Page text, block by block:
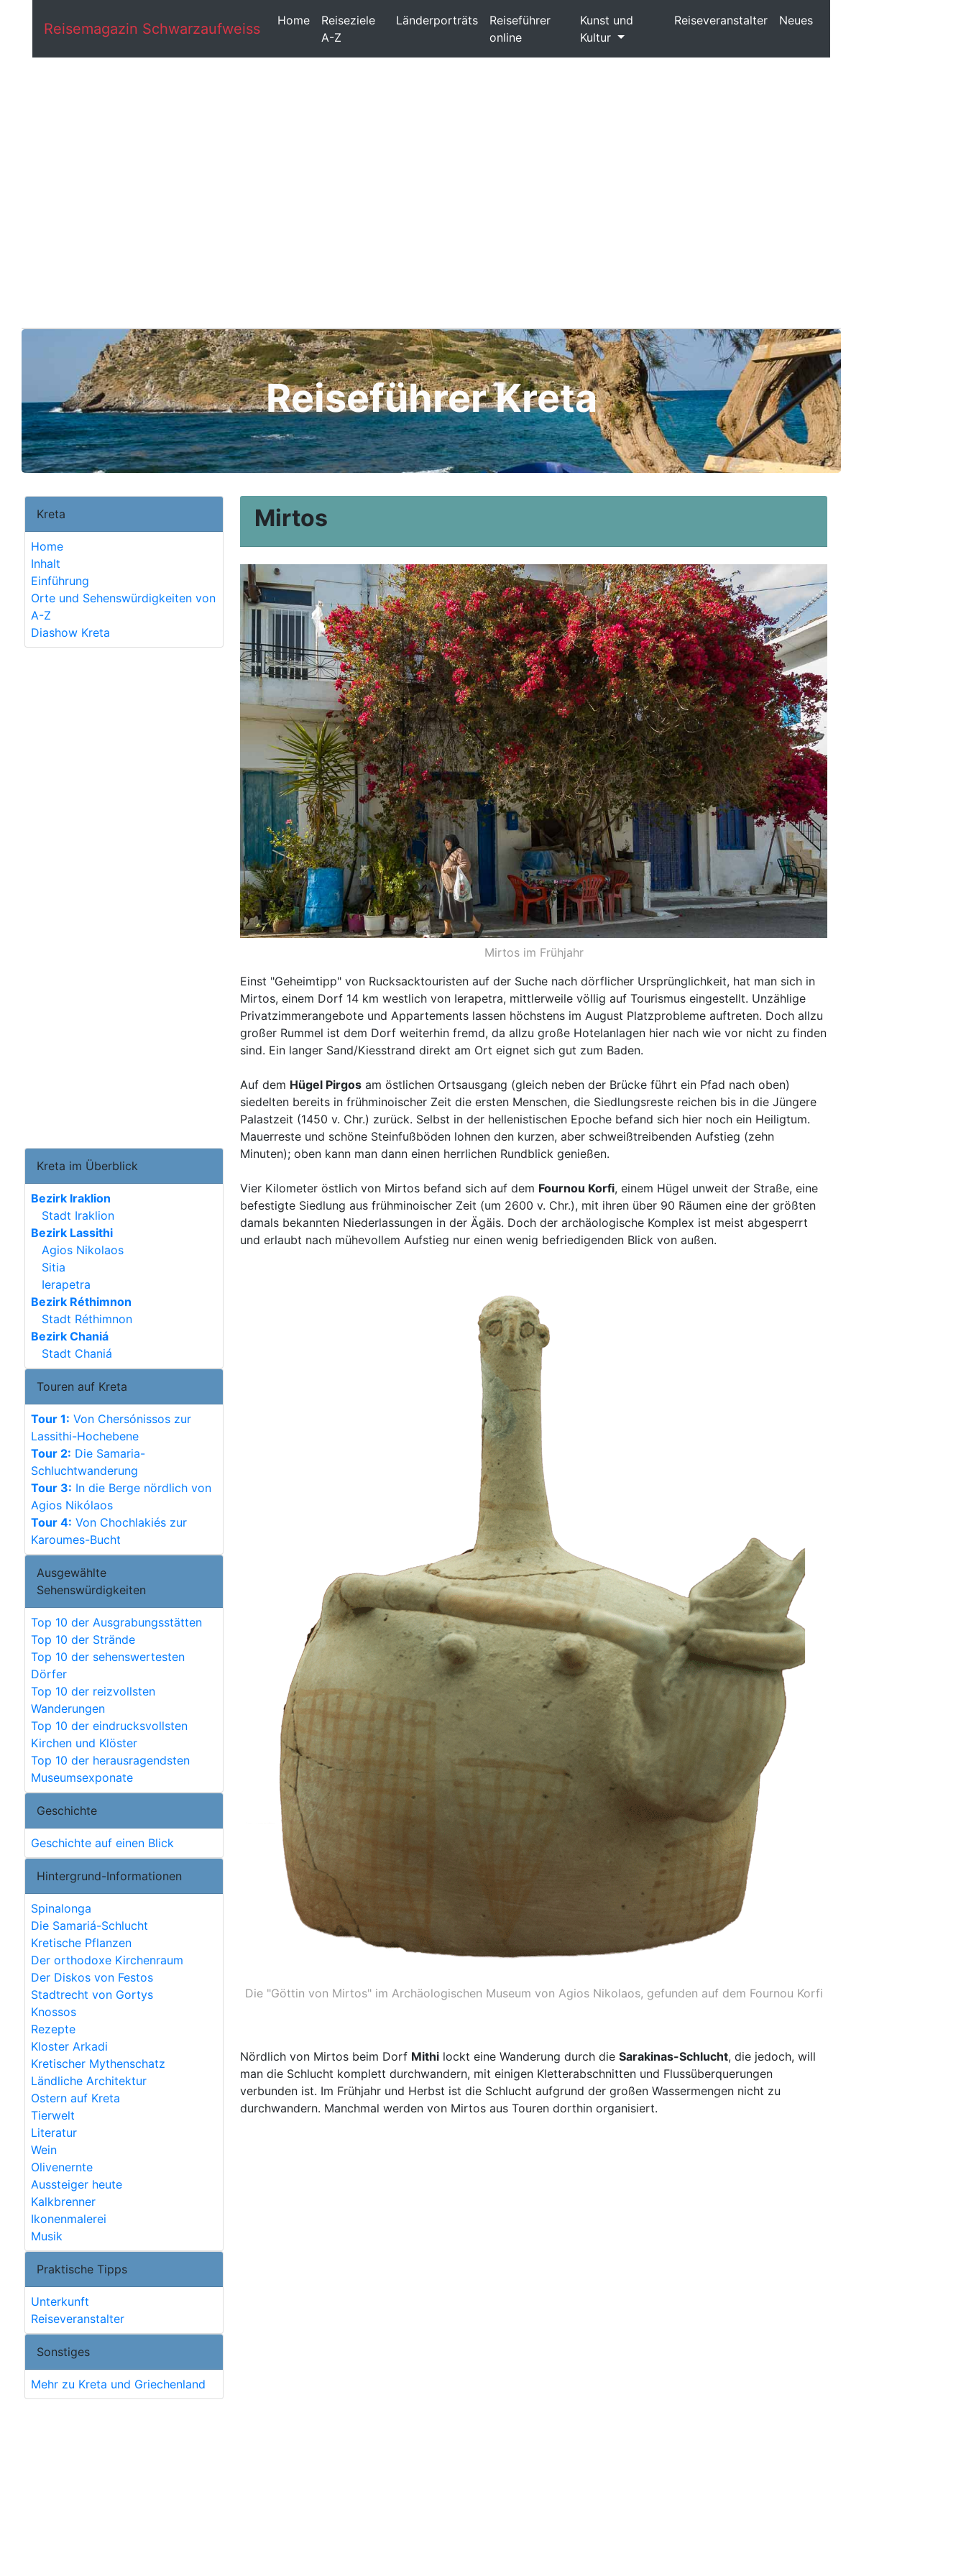
Reisemagazin Schwarzaufweiss Home
Reiseziele
A-Z
Länderporträts
Reiseführer
online
Kunst und
Kultur
Reiseveranstalter Neues
Reiseführer Kreta
Kreta
Home
Inhalt
Einführung
Orte und Sehenswürdigkeiten von
A-Z
Diashow Kreta
Kreta im Überblick
Bezirk Iraklion
Stadt Iraklion
Bezirk Lassithi
Agios Nikolaos
Sitia
Ierapetra
Bezirk Réthimnon
Stadt Réthimnon
Bezirk Chaniá
Stadt Chaniá
Touren auf Kreta
Tour 1: Von Chersónissos zur
Lassithi-Hochebene
Tour 2: Die Samaria-
Schluchtwanderung
Tour 3: In die Berge nördlich von
Agios Nikólaos
Tour 4: Von Chochlakiés zur
Karoumes-Bucht
Ausgewählte
Sehenswürdigkeiten
Top 10 der Ausgrabungsstätten
Top 10 der Strände
Top 10 der sehenswertesten
Dörfer
Top 10 der reizvollsten
Wanderungen
Top 10 der eindrucksvollsten
Kirchen und Klöster
Top 10 der herausragendsten
Museumsexponate
Geschichte
Geschichte auf einen Blick
Hintergrund-Informationen
Spinalonga
Die Samariá-Schlucht
Kretische Pflanzen
Der orthodoxe Kirchenraum
Der Diskos von Festos
Stadtrecht von Gortys
Knossos
Rezepte
Kloster Arkadi
Kretischer Mythenschatz
Ländliche Architektur
Ostern auf Kreta
Tierwelt
Literatur
Wein
Olivenernte
Aussteiger heute
Kalkbrenner
Ikonenmalerei
Musik
Praktische Tipps
Unterkunft
Reiseveranstalter
Sonstiges
Mehr zu Kreta und Griechenland
Mirtos
Mirtos im Frühjahr
Einst "Geheimtipp" von Rucksacktouristen auf der Suche nach dörflicher Ursprünglichkeit, hat man sich in
Mirtos, einem Dorf 14 km westlich von Ierapetra, mittlerweile völlig auf Tourismus eingestellt. Unzählige
Privatzimmerangebote und Appartements lassen höchstens im August Platzprobleme auftreten. Doch allzu
großer Rummel ist dem Dorf weiterhin fremd, da allzu große Hotelanlagen hier nach wie vor nicht zu finden
sind. Ein langer Sand/Kiesstrand direkt am Ort eignet sich gut zum Baden.
Auf dem Hügel Pirgos am östlichen Ortsausgang (gleich neben der Brücke führt ein Pfad nach oben)
siedelten bereits in frühminoischer Zeit die ersten Menschen, die Siedlungsreste reichen bis in die Jüngere
Palastzeit (1450 v. Chr.) zurück. Selbst in der hellenistischen Epoche befand sich hier noch ein Heiligtum.
Mauerreste und schöne Steinfußböden lohnen den kurzen, aber schweißtreibenden Aufstieg (zehn
Minuten); oben kann man dann einen herrlichen Rundblick genießen.
Vier Kilometer östlich von Mirtos befand sich auf dem Fournou Korfi, einem Hügel unweit der Straße, eine
befestigte Siedlung aus frühminoischer Zeit (um 2600 v. Chr.), mit ihren über 90 Räumen eine der größten
damals bekannten Niederlassungen in der Ägäis. Doch der archäologische Komplex ist meist abgesperrt
und erlaubt nach mühevollem Aufstieg nur einen wenig befriedigenden Blick von außen.
Die "Göttin von Mirtos" im Archäologischen Museum von Agios Nikolaos, gefunden auf dem Fournou Korfi
Nördlich von Mirtos beim Dorf Mithi lockt eine Wanderung durch die Sarakinas-Schlucht, die jedoch, will
man die Schlucht komplett durchwandern, mit einigen Kletterabschnitten und Flussüberquerungen
verbunden ist. Im Frühjahr und Herbst ist die Schlucht aufgrund der großen Wassermengen nicht zu
durchwandern. Manchmal werden von Mirtos aus Touren dorthin organisiert.